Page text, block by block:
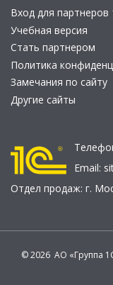
Вход для партнеров
Учебная версия
Стать партнером
Политика
Замечания по сайту
Другие сайты
Email:
Отдел продаж: г.
© 2026 АО «Группа